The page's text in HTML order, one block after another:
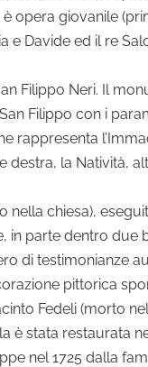
opera giovanile
e Davide ed il re
Filippo Neri. Il
Filippo con i
rappresenta
la Natività,
chiesa),
in parte dentro due
di testimonianze
pittorica
Fedeli (morto
è stata restaurata
nel 1725 dalla